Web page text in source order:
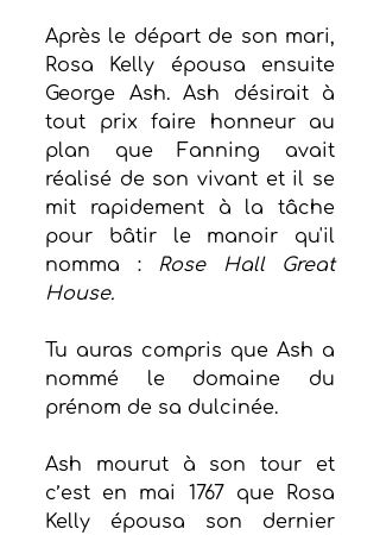
Après le départ de son mari,
Rosa Kelly épousa ensuite
George Ash. Ash désirait à
tout prix faire honneur au
plan que Fanning avait
réalisé de son vivant et il se
mit rapidement à la tâche
pour bâtir le manoir qu'il
nomma : Rose Hall Great
House.
Tu auras compris que Ash a
nommé le domaine du
prénom de sa dulcinée.
Ash mourut à son tour et
c’est en mai 1767 que Rosa
Kelly épousa son dernier